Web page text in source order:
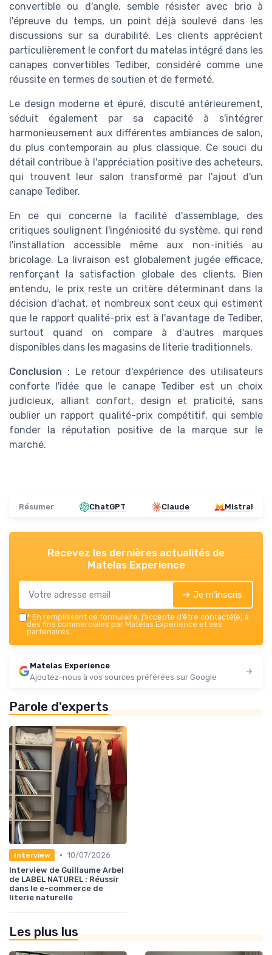
convertible ou d'angle, semble résister avec brio à
l'épreuve du temps, un point déjà soulevé dans les
discussions sur sa durabilité. Les clients apprécient
particulièrement le confort du matelas intégré dans les
canapes convertibles Tediber, considéré comme une
réussite en termes de soutien et de fermeté.
Le design moderne et épuré, discuté antérieurement,
séduit également par sa capacité à s'intégrer
harmonieusement aux différentes ambiances de salon,
du plus contemporain au plus classique. Ce souci du
détail contribue à l'appréciation positive des acheteurs,
qui trouvent leur salon transformé par l'ajout d'un
canape Tediber.
En ce qui concerne la facilité d'assemblage, des
critiques soulignent l'ingéniosité du système, qui rend
l'installation accessible même aux non-initiés au
bricolage. La livraison est globalement jugée efficace,
renforçant la satisfaction globale des clients. Bien
entendu, le prix reste un critère déterminant dans la
décision d'achat, et nombreux sont ceux qui estiment
que le rapport qualité-prix est à l'avantage de Tediber,
surtout quand on compare à d'autres marques
disponibles dans les magasins de literie traditionnels.
Conclusion : Le retour d'expérience des utilisateurs
conforte l'idée que le canape Tediber est un choix
judicieux, alliant confort, design et praticité, sans
oublier un rapport qualité-prix compétitif, qui semble
fonder la réputation positive de la marque sur le
marché.
Résumer ChatGPT Claude Mistral
Recevez les dernières actualités de
Matelas Experience
➔ Je m'inscris
* En remplissant ce formulaire, j’accepte d’être contacté(e) à
des fins commerciales par Matelas Experience et ses
partenaires.
Matelas Experience
Ajoutez-nous à vos sources préférées sur Google
Parole d'experts
Interview • 10/07/2026
Interview de Guillaume Arbel
de LABEL NATUREL : Réussir
dans le e-commerce de
literie naturelle
Les plus lus